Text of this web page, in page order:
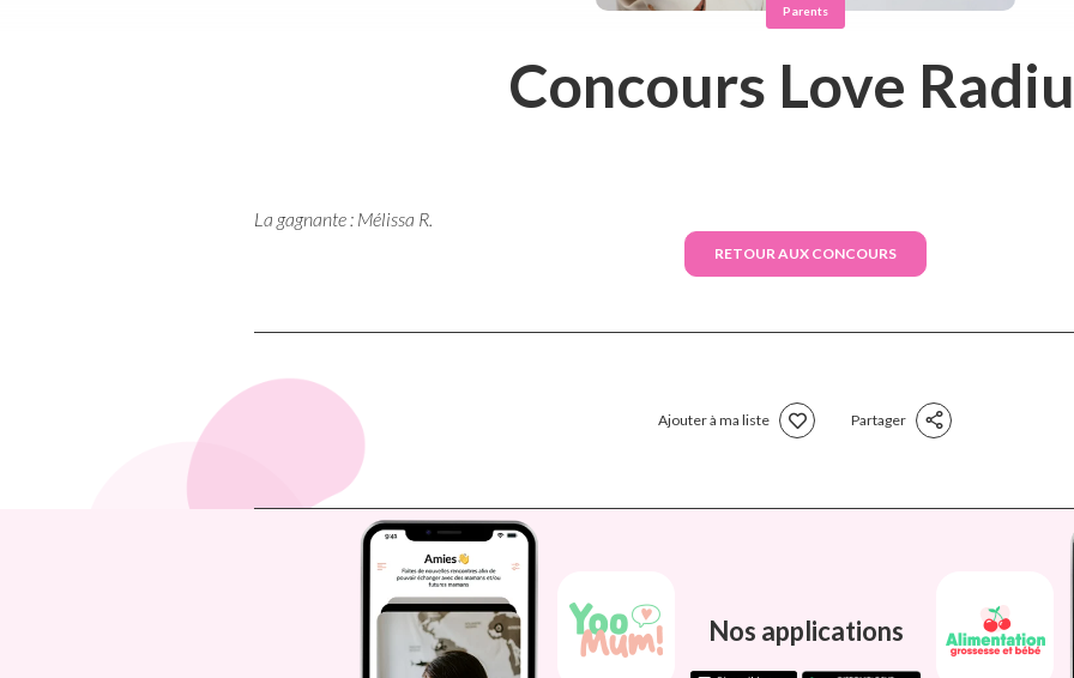
Parents
Concours Love
La gagnante : Mélissa R.
RETOUR AUX CONCOURS
Ajouter à ma liste Partager
Nos applications